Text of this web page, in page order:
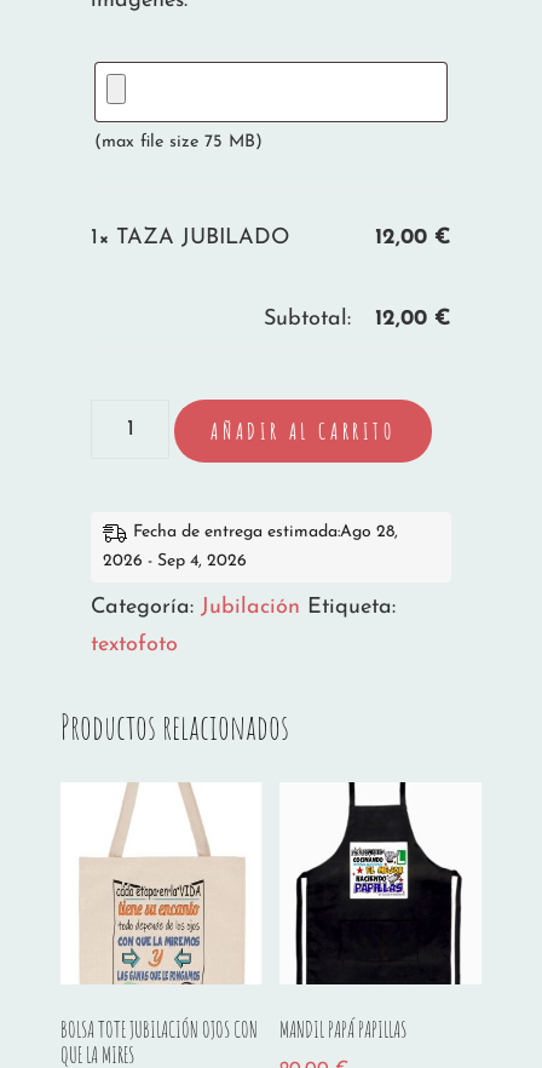
(max file size 75 MB)
1× TAZA JUBILADO 12,00 €
Subtotal: 12,00 €
TAZA
JUBILADO
AÑADIR AL CARRITO
Fecha de entrega estimada:Ago 28,
2026 - Sep 4, 2026
Categoría: Jubilación Etiqueta:
textofoto
Productos relacionados
BOLSA TOTE JUBILACIÓN OJOS CON
QUE LA MIRES
MANDIL PAPÁ PAPILLAS